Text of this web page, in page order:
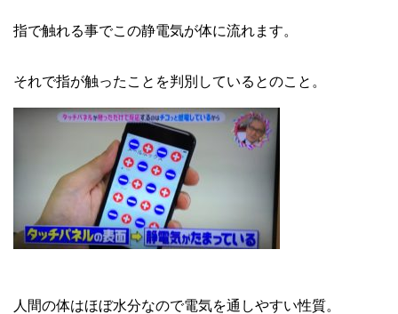
指で触れる事でこの静電気が体に流れます。
それで指が触ったことを判別しているとのこと。
人間の体はほぼ水分なので電気を通しやすい性質。